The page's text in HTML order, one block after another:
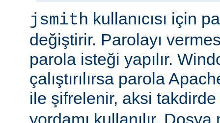
jsmith kullanıcısı için
değiştirir. Parolayı
parola isteği yapılır.
çalıştırılırsa parola
ile şifrelenir, aksi
yordamı kullanılır.